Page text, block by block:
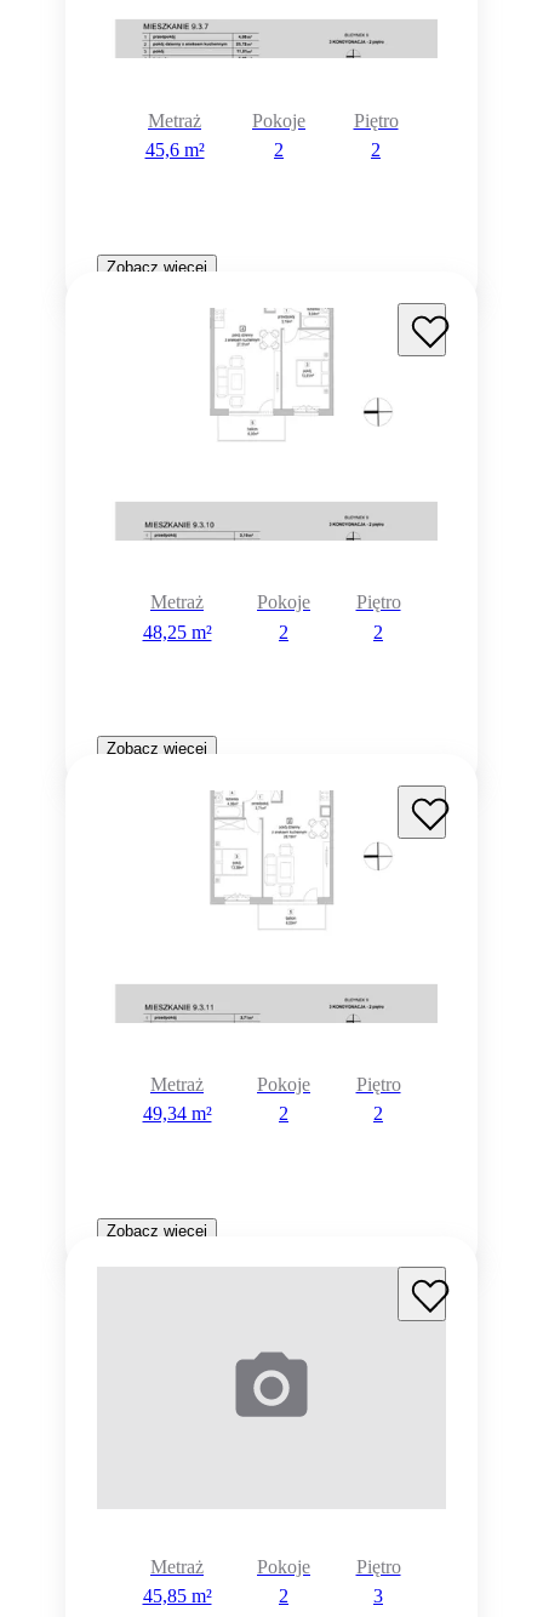
Metraż
45,6 m²
Pokoje
2
Piętro
2
Zobacz więcej
Metraż
48,25 m²
Pokoje
2
Piętro
2
Zobacz więcej
Metraż
49,34 m²
Pokoje
2
Piętro
2
Zobacz więcej
Metraż
45,85 m²
Pokoje
2
Piętro
3